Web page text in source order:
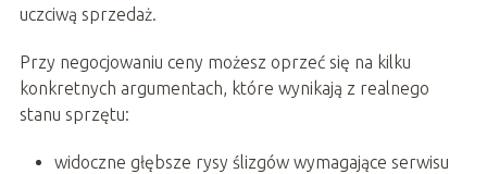
uczciwą sprzedaż.
Przy negocjowaniu ceny możesz oprzeć się na kilku
konkretnych argumentach, które wynikają z realnego
stanu sprzętu:
widoczne głębsze rysy ślizgów wymagające serwisu